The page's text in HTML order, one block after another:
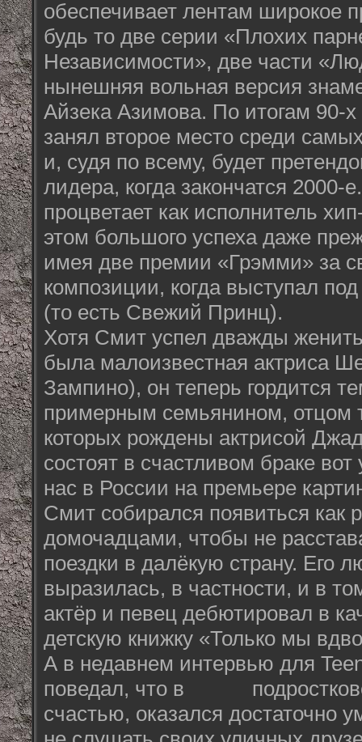
обеспечивает лентам широкое
будь то две серии «Плохих
Независимости», две части
нынешняя вольная версия
Айзека Азимова. По итогам 90-
занял второе место среди
и, судя по всему, будет
лидера, когда закончатся 2000-
процветает как исполнитель
этом большого успеха даже
имея две премии «Грэмми» за
композиции, когда выступал
(то есть Свежий Принц).
Хотя Смит успел дважды
была малоизвестная актриса
Зампино), он теперь гордится
примерным семьянином, отцом
которых рождены актрисой
состоят в счастливом браке
нас в России на премьере
Смит собирался появиться как
домочадцами, чтобы не
поездки в далёкую страну. Его
выразилась, в частности, и в
актёр и певец дебютировал в
детскую книжку «Только мы
А в недавнем интервью для
поведал, что в
счастью, оказался достаточно